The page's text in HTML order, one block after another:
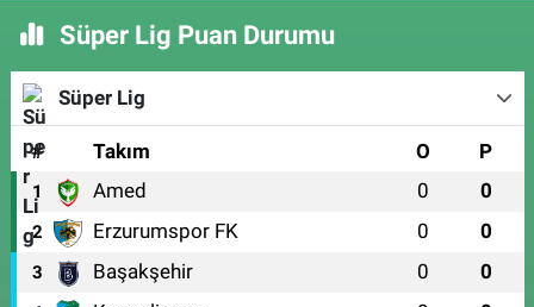
Süper Lig Puan Durumu
Süper Lig
# Takım O P
1 Amed 0 0
2 Erzurumspor FK 0 0
3 Başakşehir 0 0